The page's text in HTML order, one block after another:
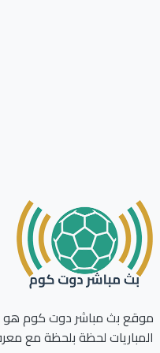
بث مباشر دوت كوم هو
لحظة بلحظة مع معرفة